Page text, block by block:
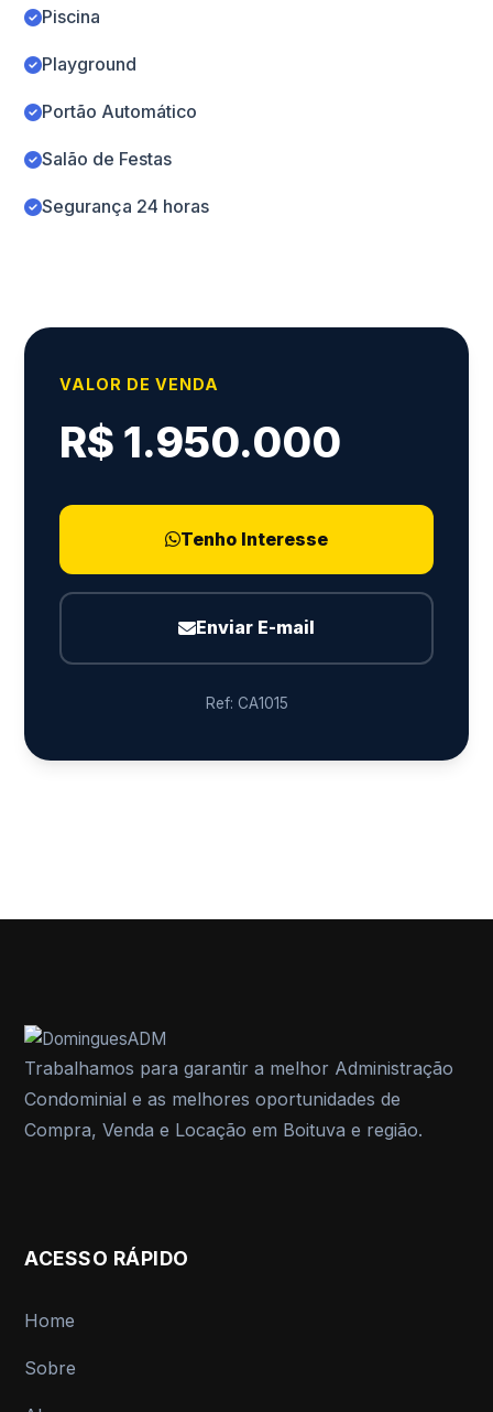
Piscina
Playground
Portão Automático
Salão de Festas
Segurança 24 horas
VALOR DE VENDA
R$ 1.950.000
Tenho Interesse
Enviar E-mail
Ref: CA1015
Trabalhamos para garantir a melhor Administração
Condominial e as melhores oportunidades de
Compra, Venda e Locação em Boituva e região.
ACESSO RÁPIDO
Home
Sobre